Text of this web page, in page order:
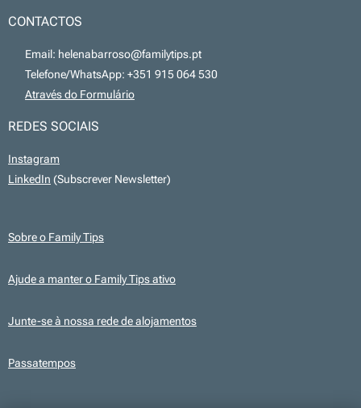
CONTACTOS
📧 Email: helenabarroso@familytips.pt
📞 Telefone/WhatsApp: +351 915 064 530
Através do Formulário
REDES SOCIAIS
Instagram
LinkedIn (Subscrever Newsletter)
Sobre o Family Tips
Ajude a manter o Family Tips ativo
Junte-se à nossa rede de alojamentos
Passatempos